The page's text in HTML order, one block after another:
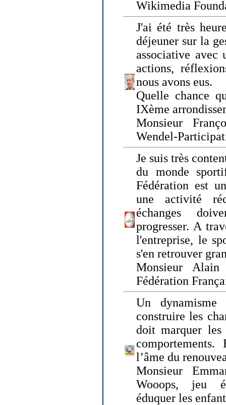
Wikimedia
J'ai été très
déjeuner sur la
associative avec
actions,
nous avons eus.
Quelle chance
IXème
Monsieur
Wendel-
Je suis très
du monde
Fédération est
une activité
échanges
progresser. A
l'entreprise, le
s'en retrouver
Monsieur
Fédération
Un dynamisme
construire les
doit marquer les
l’âme du
Monsieur
Wooops, jeu
éduquer les